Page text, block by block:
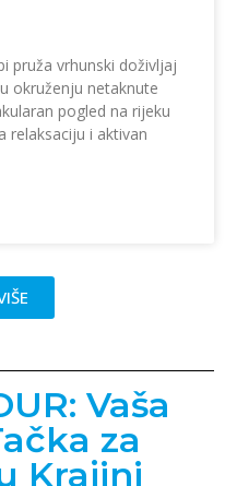
pruža vrhunski doživljaj
okruženju netaknute
pogled na rijeku
relaksaciju i aktivan
Vaša
za
Krajini